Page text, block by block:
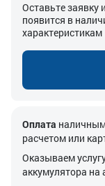
Оставьте
появится в
характеристикам
Оплата
расчетом или
Оказываем
аккумулятора на